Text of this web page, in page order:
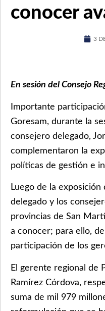
conocer
3
En sesión del Consejo
Importante
Goresam, durante la
consejero delegado,
complementaron la
políticas de gestión e
Luego de la
delegado y los
provincias de San
a conocer; para ello,
participación de los
El gerente regional de
Ramírez Córdova,
suma de mil 979